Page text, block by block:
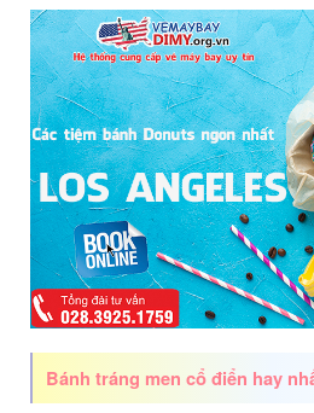
Bánh tráng men cổ điển hay